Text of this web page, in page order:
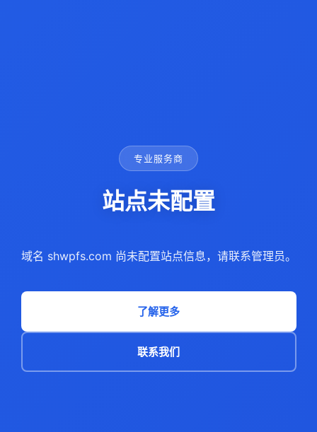
专业服务商
站点未配置
域名 shwpfs.com 尚未配置站点信息，请联系管理员。
了解更多
联系我们